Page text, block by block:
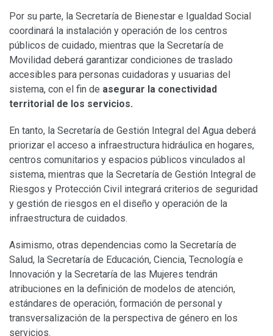
Por su parte, la Secretaría de Bienestar e Igualdad Social
coordinará la instalación y operación de los centros
públicos de cuidado, mientras que la Secretaría de
Movilidad deberá garantizar condiciones de traslado
accesibles para personas cuidadoras y usuarias del
sistema, con el fin de asegurar la conectividad
territorial de los servicios.
En tanto, la Secretaría de Gestión Integral del Agua deberá
priorizar el acceso a infraestructura hidráulica en hogares,
centros comunitarios y espacios públicos vinculados al
sistema, mientras que la Secretaría de Gestión Integral de
Riesgos y Protección Civil integrará criterios de seguridad
y gestión de riesgos en el diseño y operación de la
infraestructura de cuidados.
Asimismo, otras dependencias como la Secretaría de
Salud, la Secretaría de Educación, Ciencia, Tecnología e
Innovación y la Secretaría de las Mujeres tendrán
atribuciones en la definición de modelos de atención,
estándares de operación, formación de personal y
transversalización de la perspectiva de género en los
servicios.